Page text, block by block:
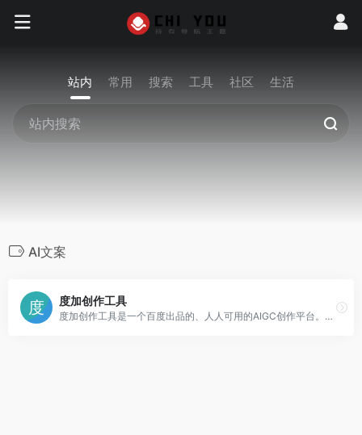
站内 常用 搜索 工具 社区 生活
AI文案
度加创作工具
度加创作工具是一个百度出品的、人人可用的AIGC创作平台。度加致力于通过AI能力降低内容生成门槛，提升创作效率，一站式聚合百度AIGC能力，引领跨时代的内容生产方式。度加的主要功能包括AI成片（图文成片/文字成片）、AI笔记（智能图文生成）、AI数字人等。自2022年3月百家号开放内测以来，一年时间共计超过45万+百度创作者使用AIGC技术能力，创作700万篇+作品，百度累计分发量超过200亿+。